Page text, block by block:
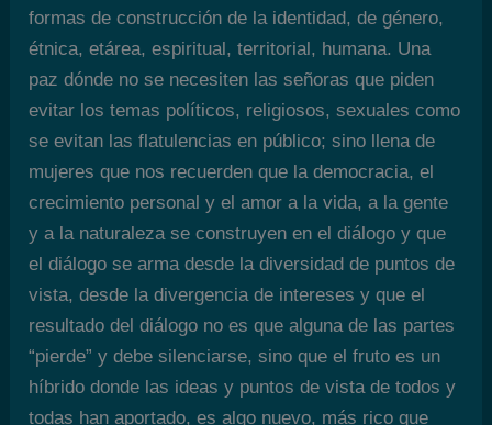
formas de construcción de la identidad, de género,
étnica, etárea, espiritual, territorial, humana. Una
paz dónde no se necesiten las señoras que piden
evitar los temas políticos, religiosos, sexuales como
se evitan las flatulencias en público; sino llena de
mujeres que nos recuerden que la democracia, el
crecimiento personal y el amor a la vida, a la gente
y a la naturaleza se construyen en el diálogo y que
el diálogo se arma desde la diversidad de puntos de
vista, desde la divergencia de intereses y que el
resultado del diálogo no es que alguna de las partes
“pierde” y debe silenciarse, sino que el fruto es un
híbrido donde las ideas y puntos de vista de todos y
todas han aportado, es algo nuevo, más rico que